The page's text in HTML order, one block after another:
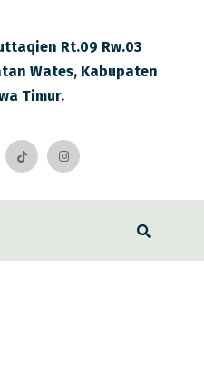
Rt.09 Rw.03
Wates, Kabupaten
Timur.